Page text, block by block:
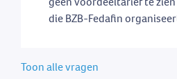
die BZB-Fedafin
Toon alle vragen